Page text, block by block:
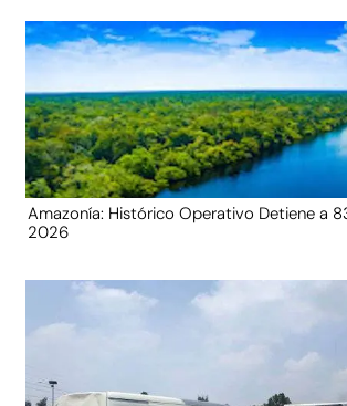
Amazonía: Histórico Operativo Detiene a
2026